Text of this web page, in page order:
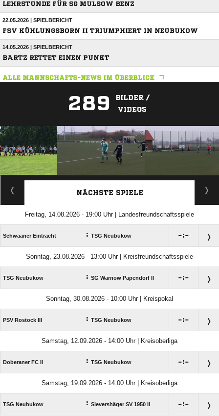
LEHRSTUNDE FÜR SG MULSOW BENZ
22.05.2026 | SPIELBERICHT
FSV KÜHLUNGSBORN II TRIUMPHIERT IN NEUBUKOW
14.05.2026 | SPIELBERICHT
BARTZ RETTET EINEN PUNKT
ALLE MANNSCHAFTS-NEWS IM ÜBERBLICK
289
BILDER /
VIDEOS
ANZEIGE
NÄCHSTE SPIELE
Freitag, 14.08.2026 - 19:00 Uhr | Landesfreundschaftsspiele
Schwaaner Eintracht : TSG Neubukow :
Sonntag, 23.08.2026 - 13:00 Uhr | Kreisfreundschaftsspiele
TSG Neubukow : SG Warnow Papendorf II :
Sonntag, 30.08.2026 - 10:00 Uhr | Kreispokal
PSV Rostock III : TSG Neubukow :
Samstag, 12.09.2026 - 14:00 Uhr | Kreisoberliga
Doberaner FC II : TSG Neubukow :
Samstag, 19.09.2026 - 14:00 Uhr | Kreisoberliga
TSG Neubukow : Sievershäger SV 1950 II :